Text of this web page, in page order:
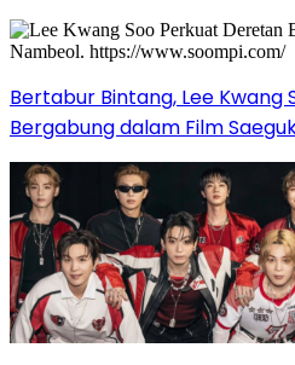
Bertabur Bintang, Lee Kwang
Bergabung dalam Film